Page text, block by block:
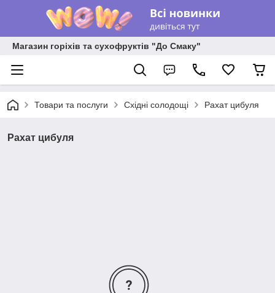
Магазин горіхів та сухофруктів "До Смаку"
Товари та послуги Східні солодощі Рахат цибуля
Рахат цибуля